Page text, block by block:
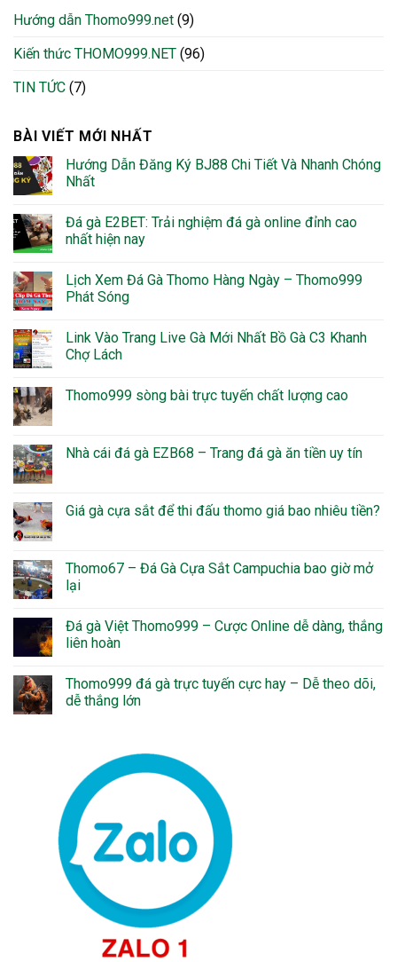
Hướng dẫn Thomo999.net (9)
Kiến thức THOMO999.NET (96)
TIN TỨC (7)
BÀI VIẾT MỚI NHẤT
Hướng Dẫn Đăng Ký BJ88 Chi Tiết Và Nhanh Chóng
Nhất
Đá gà E2BET: Trải nghiệm đá gà online đỉnh cao
nhất hiện nay
Lịch Xem Đá Gà Thomo Hàng Ngày – Thomo999
Phát Sóng
Link Vào Trang Live Gà Mới Nhất Bồ Gà C3 Khanh
Chợ Lách
Thomo999 sòng bài trực tuyến chất lượng cao
Nhà cái đá gà EZB68 – Trang đá gà ăn tiền uy tín
Giá gà cựa sắt để thi đấu thomo giá bao nhiêu tiền?
Thomo67 – Đá Gà Cựa Sắt Campuchia bao giờ mở
lại
Đá gà Việt Thomo999 – Cược Online dễ dàng, thắng
liên hoàn
Thomo999 đá gà trực tuyến cực hay – Dễ theo dõi,
dễ thắng lớn